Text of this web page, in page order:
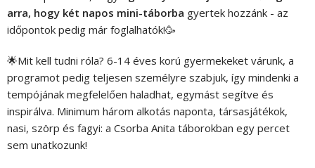
arra, hogy két napos mini-táborba gyertek hozzánk - az
időpontok pedig már foglalhatók!🥳
🌟Mit kell tudni róla? 6-14 éves korú gyermekeket várunk, a
programot pedig teljesen személyre szabjuk, így mindenki a
tempójának megfelelően haladhat, egymást segítve és
inspirálva. Minimum három alkotás naponta, társasjátékok,
nasi, szörp és fagyi: a Csorba Anita táborokban egy percet
sem unatkozunk!